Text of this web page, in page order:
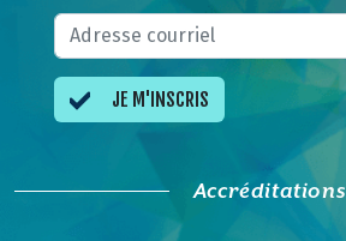
JE M'INSCRIS
Accréditations